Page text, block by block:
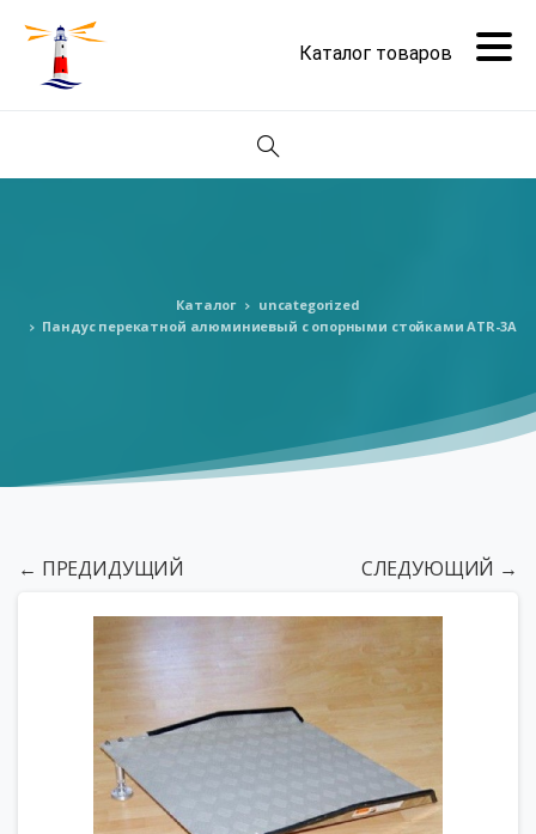
Поиск
Каталог
uncategorized
Пандус перекатной алюминиевый с опорными стойками ATR-3A
← ПРЕДИДУЩИЙ СЛЕДУЮЩИЙ →